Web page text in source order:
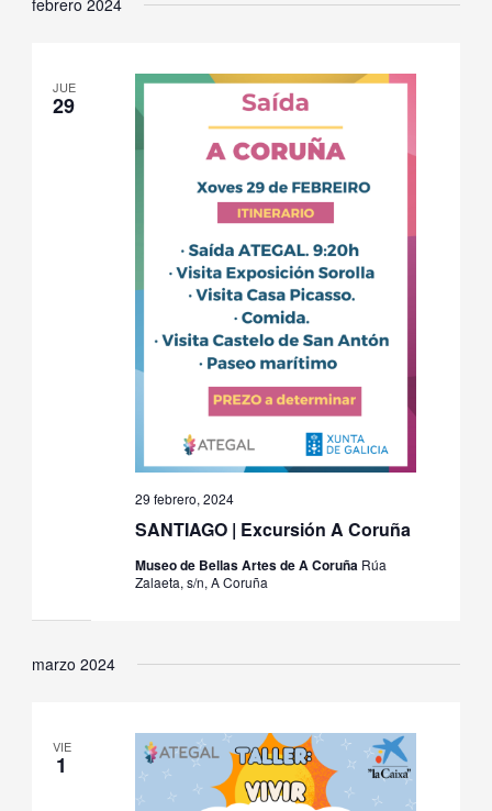
la
febrero 2024
JUE
29
SANTIAGO | Excursión A Coruña
29 febrero, 2024
Museo de Bellas Artes de A Coruña Rúa
Zalaeta, s/n, A Coruña
marzo 2024
VIE
1